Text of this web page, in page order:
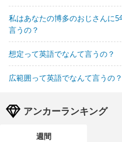
私はあなたの博多のおじさんに
言うの？
想定って英語でなんて言うの？
広範囲って英語でなんて言うの？
アンカーランキング
週間